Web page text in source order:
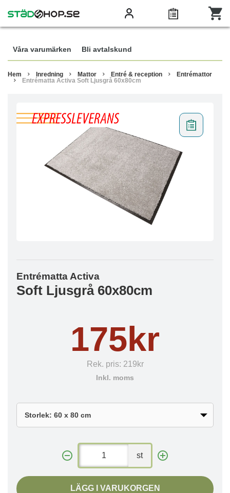
Våra varumärken Bli avtalskund
Hem Inredning Mattor Entré & reception
Entrémattor
Entrématta Activa Soft Ljusgrå 60x80cm
Entrématta Activa
Soft Ljusgrå 60x80cm
175kr
Rek. pris: 219kr
Inkl. moms
st
LÄGG I VARUKORGEN